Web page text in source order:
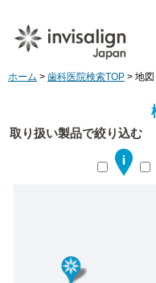
ホーム > 歯科医院検索TOP > 地図
取り扱い製品で絞り込む